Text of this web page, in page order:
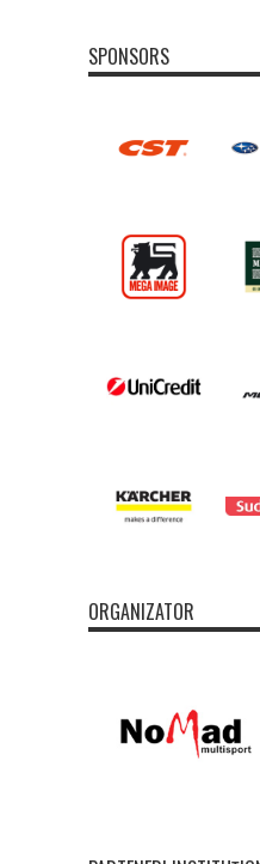
SPONSORS
ORGANIZATOR